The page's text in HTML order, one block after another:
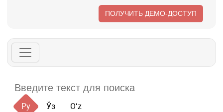
ПОЛУЧИТЬ ДЕМО-ДОСТУП
Ру Ўз Oʻz